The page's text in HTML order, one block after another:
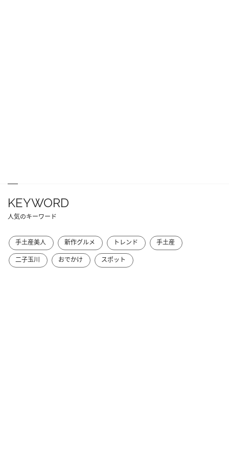
KEYWORD
人気のキーワード
手土産美人 新作グルメ トレンド
手土産
二子玉川
おでかけ スポット